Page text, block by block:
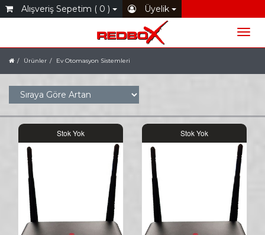
Alışveriş Sepetim ( 0 ) Üyelik
Ürünler Ev Otomasyon Sistemleri
Stok Yok Stok Yok